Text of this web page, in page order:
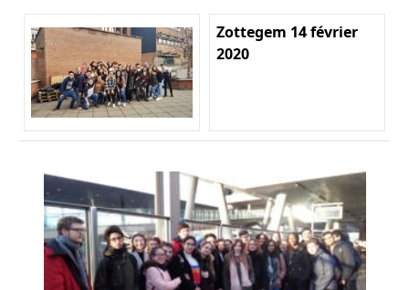
Zottegem 14 février
2020